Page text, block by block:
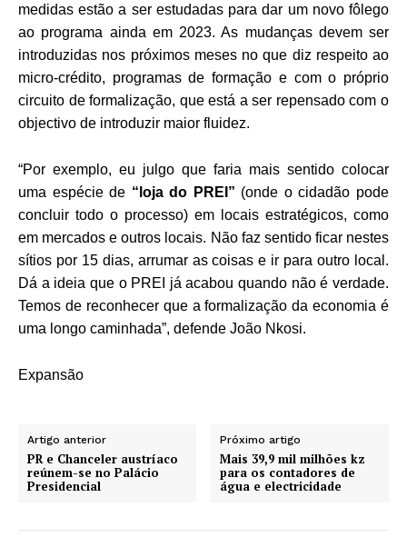
medidas estão a ser estudadas para dar um novo fôlego
ao programa ainda em 2023. As mudanças devem ser
introduzidas nos próximos meses no que diz respeito ao
micro-crédito, programas de formação e com o próprio
circuito de formalização, que está a ser repensado com o
objectivo de introduzir maior fluidez.
“Por exemplo, eu julgo que faria mais sentido colocar
uma espécie de “loja do PREI” (onde o cidadão pode
concluir todo o processo) em locais estratégicos, como
em mercados e outros locais. Não faz sentido ficar nestes
sítios por 15 dias, arrumar as coisas e ir para outro local.
Dá a ideia que o PREI já acabou quando não é verdade.
Temos de reconhecer que a formalização da economia é
uma longo caminhada”, defende João Nkosi.
Expansão
Artigo anterior
PR e Chanceler austríaco
reúnem-se no Palácio
Presidencial
Próximo artigo
Mais 39,9 mil milhões kz
para os contadores de
água e electricidade